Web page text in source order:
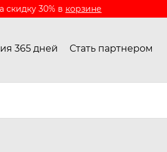
скидку 30% в корзине
365 дней Стать партнером